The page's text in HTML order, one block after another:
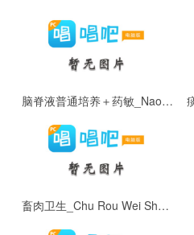
脑脊液普通培养＋药敏_Nao Ji Ye Pu Tong Pei Yang ＋ Yao Min
畜肉卫生_Chu Rou Wei Sheng